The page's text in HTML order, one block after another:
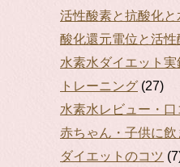
活性酸素と抗酸化
酸化還元電位と活性
水素水ダイエット実
トレーニング (27)
水素水レビュー・
赤ちゃん・子供に飲
ダイエットのコツ